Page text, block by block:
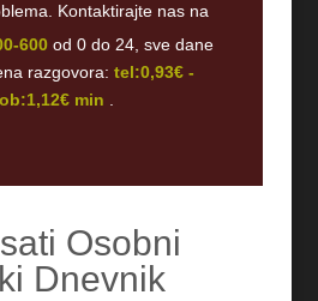
Kontaktirajte nas na
600 od 0 do 24, sve dane
razgovora: tel:0,93€ -
min
Osobni
Dnevnik